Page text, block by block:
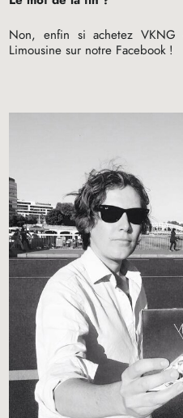
Non, enfin si achetezVKNG
Limousine sur notre Facebook !